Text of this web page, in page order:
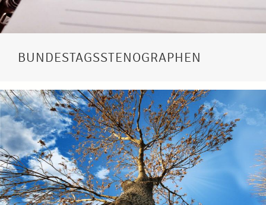
BUNDESTAGSSTENOGRAPHEN